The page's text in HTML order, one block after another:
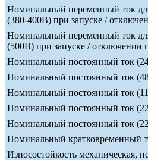
Номинальный переменный ток
(380-400В) при запуске /
Номинальный переменный ток
(500В) при запуске / отключении
Номинальный постоянный ток
Номинальный постоянный ток
Номинальный постоянный ток
Номинальный постоянный ток
Номинальный постоянный ток
Номинальный кратковременный
Износостойкость механическая,